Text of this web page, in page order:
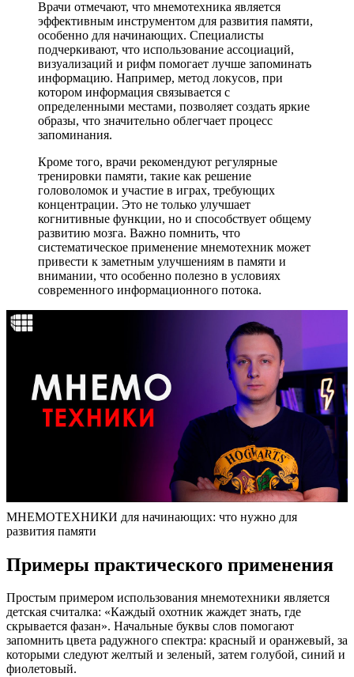
Врачи отмечают, что мнемотехника является
эффективным инструментом для развития памяти,
особенно для начинающих. Специалисты
подчеркивают, что использование ассоциаций,
визуализаций и рифм помогает лучше запоминать
информацию. Например, метод локусов, при
котором информация связывается с
определенными местами, позволяет создать яркие
образы, что значительно облегчает процесс
запоминания.
Кроме того, врачи рекомендуют регулярные
тренировки памяти, такие как решение
головоломок и участие в играх, требующих
концентрации. Это не только улучшает
когнитивные функции, но и способствует общему
развитию мозга. Важно помнить, что
систематическое применение мнемотехник может
привести к заметным улучшениям в памяти и
внимании, что особенно полезно в условиях
современного информационного потока.
МНЕМОТЕХНИКИ для начинающих: что нужно для
развития памяти
Примеры практического применения
Простым примером использования мнемотехники является
детская считалка: «Каждый охотник жаждет знать, где
скрывается фазан». Начальные буквы слов помогают
запомнить цвета радужного спектра: красный и оранжевый, за
которыми следуют желтый и зеленый, затем голубой, синий и
фиолетовый.